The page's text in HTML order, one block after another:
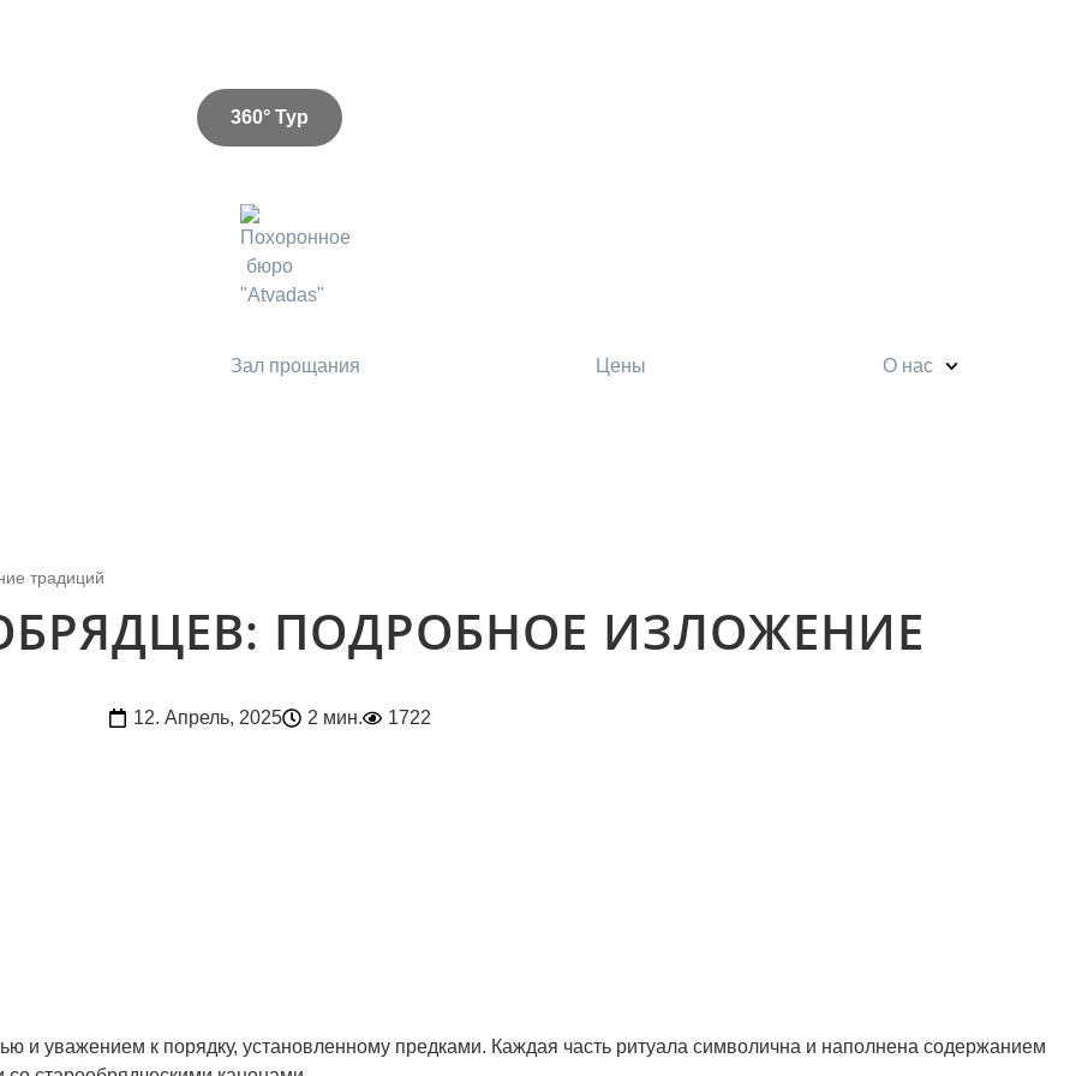
360° Тур
Зал прощания Цены О нас
традиций
ПОДРОБНОЕ ИЗЛОЖЕНИЕ
12. Апрель, 2025 2 мин. 1722
и уважением к порядку, установленному предками. Каждая часть ритуала символична и наполнена содержанием